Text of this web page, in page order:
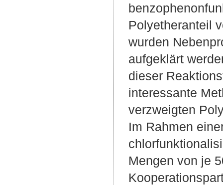
Polyetheranteil
wurden
aufgeklärt
dieser
interessante
verzweigten
Im Rahmen
Mengen von je